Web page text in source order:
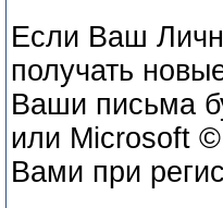
Если Ваш
получать
Ваши письма
или Microsoft
Вами при